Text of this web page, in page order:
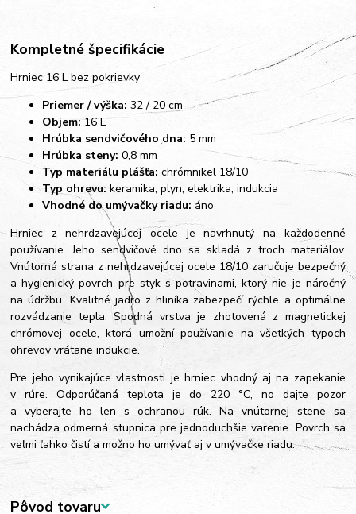
Kompletné špecifikácie
Hrniec 16 L bez pokrievky
Priemer / výška:32 / 20 cm
Objem: 16 L
Hrúbka sendvičového dna: 5 mm
Hrúbka steny: 0,8 mm
Typ materiálu plášťa:chrómnikel 18/10
Typ ohrevu:keramika, plyn, elektrika, indukcia
Vhodné do umývačky riadu: áno
Hrniec z nehrdzavejúcej ocele je navrhnutý na každodenné
používanie. Jeho sendvičové dno sa skladá z troch materiálov.
Vnútorná strana z nehrdzavejúcej ocele 18/10 zaručuje bezpečný
a hygienický povrch pre styk s potravinami, ktorý nie je náročný
na údržbu. Kvalitné jadro z hliníka zabezpečí rýchle a optimálne
rozvádzanie tepla. Spodná vrstva je zhotovená z magnetickej
chrómovej ocele, ktorá umožní používanie na všetkých typoch
ohrevov vrátane indukcie.
Pre jeho vynikajúce vlastnosti je hrniec vhodný aj na zapekanie
v rúre. Odporúčaná teplota je do 220 °C, no dajte pozor
a vyberajte ho len s ochranou rúk. Na vnútornej stene sa
nachádza odmerná stupnica pre jednoduchšie varenie. Povrch sa
veľmi ľahko čistí a možno ho umývať aj v umývačke riadu.
Pôvod tovaru